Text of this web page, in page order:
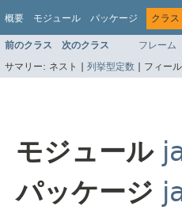
概要 モジュール パッケージ クラス
前のクラス 次のクラス フレーム
サマリー: ネスト | 列挙型定数 | フィー
モジュール
パッケージ